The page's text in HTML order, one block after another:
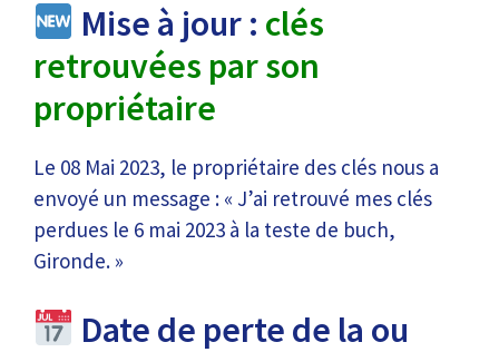
Mise à jour : clés
retrouvées par son
propriétaire
Le 08 Mai 2023, le propriétaire des clés nous a
envoyé un message : « J’ai retrouvé mes clés
perdues le 6 mai 2023 à la teste de buch,
Gironde. »
Date de perte de la ou